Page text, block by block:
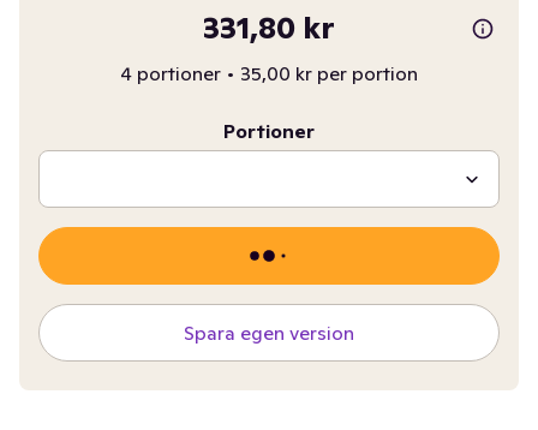
331,80 kr
4 portioner • 35,00 kr per portion
Portioner
Spara egen version